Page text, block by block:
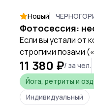
Новый
Если вы устали от
строгими позами
сюда») и хотите
красивый,
вас. Мы оставим
и отправимся
11 380 ₽/ за чел.
Йога, ретриты и
Индивидуальный